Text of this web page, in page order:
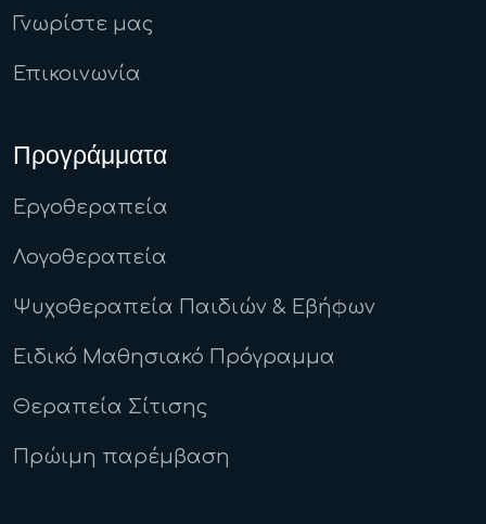
Γνωρίστε μας
Επικοινωνία
Προγράμματα
Εργοθεραπεία
Λογοθεραπεία
Ψυχοθεραπεία Παιδιών & Εβήφων
Ειδικό Μαθησιακό Πρόγραμμα
Θεραπεία Σίτισης
Πρώιμη παρέμβαση